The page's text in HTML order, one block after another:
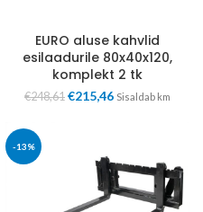
EURO aluse kahvlid
esilaadurile 80x40x120,
komplekt 2 tk
€248,61 €215,46 Sisaldab km
-13%